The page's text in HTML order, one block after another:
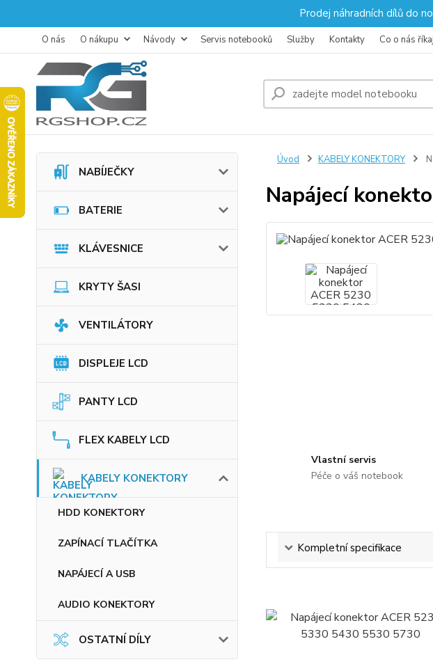
Prodej náhradních dílů do
O nás O nákupu Návody Servis notebooků Služby Kontakty Co o nás
NABÍJEČKY
BATERIE
KLÁVESNICE
KRYTY ŠASI
VENTILÁTORY
DISPLEJE LCD
PANTY LCD
FLEX KABELY LCD
KABELY KONEKTORY
HDD KONEKTORY
ZAPÍNACÍ TLAČÍTKA
NAPÁJECÍ A USB
AUDIO KONEKTORY
OSTATNÍ DÍLY
Úvod KABELY KONEKTORY
Napájecí
Vlastní servis
Péče o váš notebook
Kompletní specifikace